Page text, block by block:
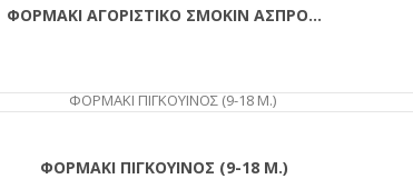
ΦΟΡΜΑΚΙ ΑΓΟΡΙΣΤΙΚΟ ΣΜΟΚΙΝ ΑΣΠΡΟ...
ΑΓΟΡΆ
ΦΟΡΜΑΚΙ ΠΙΓΚΟΥΙΝΟΣ (9-18 Μ.)